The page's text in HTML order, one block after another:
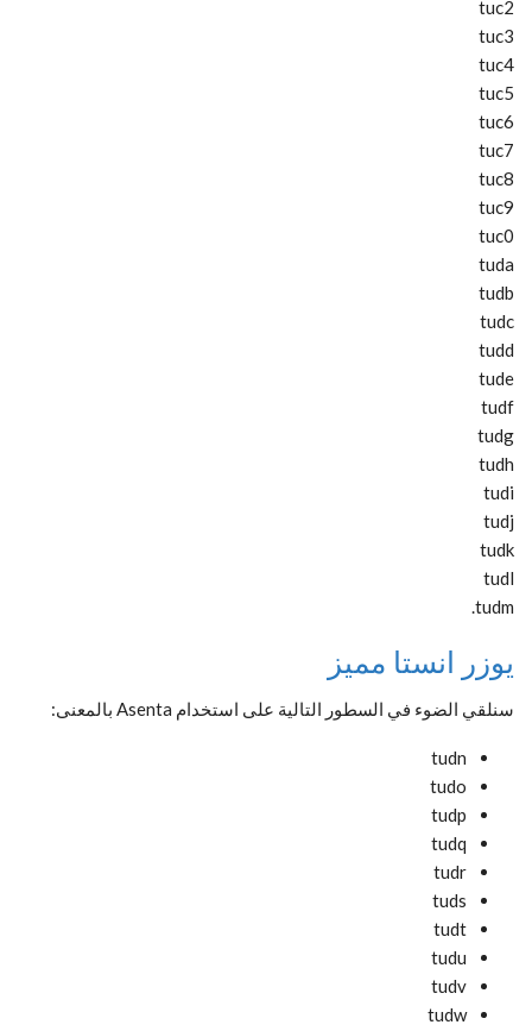
tuc2
tuc3
tuc4
tuc5
tuc6
tuc7
tuc8
tuc9
tuc0
tuda
tudb
tudc
tudd
tude
tudf
tudg
tudh
tudi
tudj
tudk
tudl
tudm.
يوزر انستا مميز
سنلقي الضوء في السطور التالية على استخدام Asenta بالمعنى:
tudn
tudo
tudp
tudq
tudr
tuds
tudt
tudu
tudv
tudw